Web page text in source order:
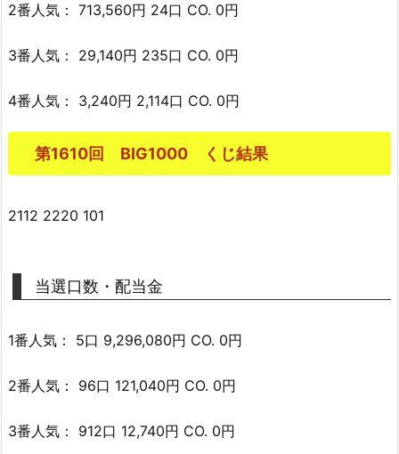
2番人気： 713,560円 24口 CO. 0円
3番人気： 29,140円 235口 CO. 0円
4番人気： 3,240円 2,114口 CO. 0円
第1610回 BIG1000 くじ結果
2112 2220 101
当選口数・配当金
1番人気： 5口 9,296,080円 CO. 0円
2番人気： 96口 121,040円 CO. 0円
3番人気： 912口 12,740円 CO. 0円